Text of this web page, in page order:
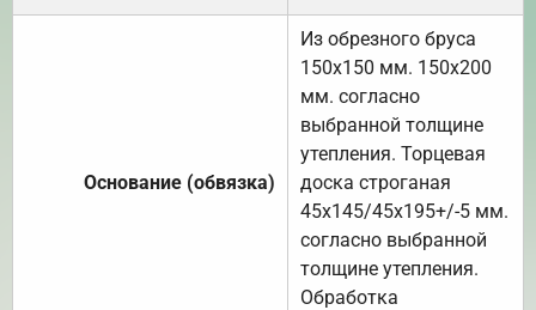
Основание (обвязка)
Из обрезного бруса
150х150 мм. 150х200
мм. согласно
выбранной толщине
утепления. Торцевая
доска строганая
45х145/45х195+/-5 мм.
согласно выбранной
толщине утепления.
Обработка